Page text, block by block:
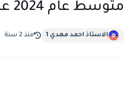
متوسط عام 2024 عدد 2
الاستاذ احمد مهدي 1 منذ 2 سنة